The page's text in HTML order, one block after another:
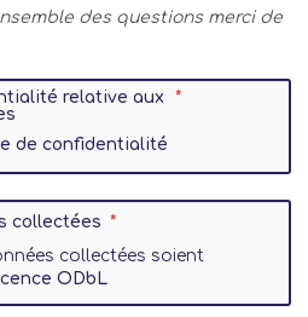
des questions merci de
relative aux
de confidentialité
collectées
collectées soient
ODbL